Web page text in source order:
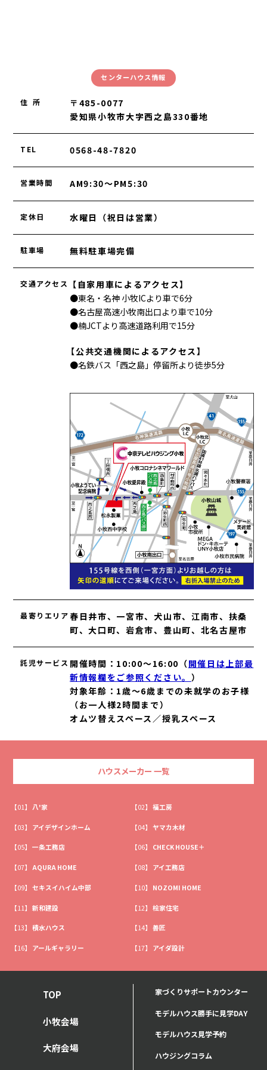
センターハウス情報
住 所
〒485-0077
愛知県小牧市大字西之島330番地
TEL 0568-48-7820
営業時間 AM9:30～PM5:30
定休日 水曜日（祝日は営業）
駐車場 無料駐車場完備
交通アクセス
【自家用車によるアクセス】
●東名・名神 小牧ICより車で6分
●名古屋高速小牧南出口より車で10分
●楠JCTより高速道路利用で15分
【公共交通機関によるアクセス】
●名鉄バス「西之島」停留所より徒歩5分
最寄りエリア春日井市、一宮市、犬山市、江南市、扶桑
町、大口町、岩倉市、豊山町、北名古屋市
託児サービス 開催時間：10:00～16:00（開催日は上部最
新情報欄をご参照ください。 ）
対象年齢：1歳～6歳までの未就学のお子様
（お一人様2時間まで）
オムツ替えスペース／授乳スペース
ハウスメーカー 一覧
【01】 八'家 【02】 福工房
【03】 アイデザインホーム 【04】 ヤマカ木材
【05】 一条工務店 【06】 CHECK HOUSE＋
【07】 AQURA HOME 【08】 アイ工務店
【09】 セキスイハイム中部 【10】 NOZOMI HOME
【11】 新和建設 【12】 桧家住宅
【13】 積水ハウス 【14】 善匠
【16】 アールギャラリー 【17】 アイダ設計
TOP
小牧会場
大府会場
家づくりサポートカウンター
モデルハウス勝手に見学DAY
モデルハウス見学予約
ハウジングコラム